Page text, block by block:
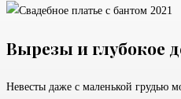
Вырезы и глубокое
Невесты даже с маленькой грудью